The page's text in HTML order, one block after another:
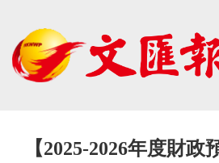
【2025-2026年度財政